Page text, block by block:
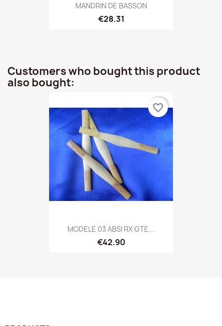
MANDRIN DE BASSON
€28.31
Customers who bought this product
also bought:
MODELE 03 ABSI RX GTE...
€42.90
favorite_border